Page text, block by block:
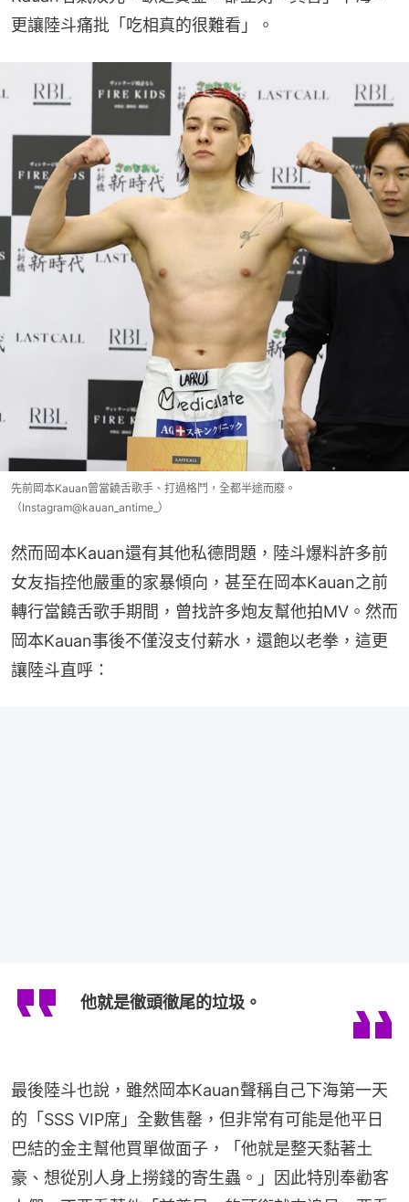
更讓陸斗痛批「吃相真的很難看」。
先前岡本Kauan曾當饒舌歌手、打過格鬥，全都半途而廢。
（Instagram@kauan_antime_）
然而岡本Kauan還有其他私德問題，陸斗爆料許多前
女友指控他嚴重的家暴傾向，甚至在岡本Kauan之前
轉行當饒舌歌手期間，曾找許多炮友幫他拍MV。然而
岡本Kauan事後不僅沒支付薪水，還飽以老拳，這更
讓陸斗直呼：
他就是徹頭徹尾的垃圾。
最後陸斗也說，雖然岡本Kauan聲稱自己下海第一天
的「SSS VIP席」全數售罄，但非常有可能是他平日
巴結的金主幫他買單做面子，「他就是整天黏著土
豪、想從別人身上撈錢的寄生蟲。」因此特別奉勸客